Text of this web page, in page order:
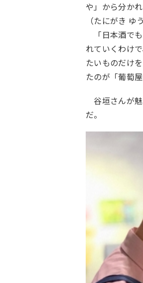
や」から分か
（たにがき ゆ
「日本酒で
れていくわけ
たいものだけ
たのが「葡萄
谷垣さんが
だ。